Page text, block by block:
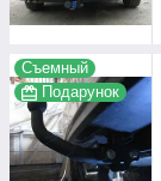
Съемный
Подарунок